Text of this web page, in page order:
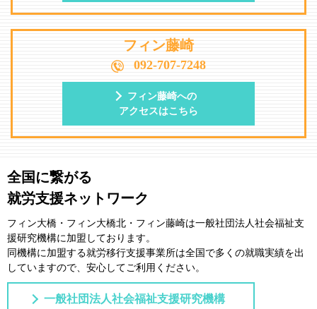
フィン藤崎
092-707-7248
フィン藤崎への
アクセスはこちら
全国に繋がる
就労支援ネットワーク
フィン大橋・フィン大橋北・フィン藤崎は一般社団法⼈社会福祉⽀
援研究機構に加盟しております。
同機構に加盟する就労移⾏⽀援事業所は全国で多くの就職実績を出
していますので、安⼼してご利⽤ください。
一般社団法人社会福祉支援研究機構